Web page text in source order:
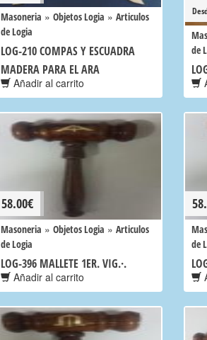
Masoneria » Objetos Logia » Articulos
de Logia
LOG-210 COMPAS Y ESCUADRA
MADERA PARA EL ARA
Añadir al carrito
de
58.00€
Masoneria » Objetos Logia » Articulos
de Logia
LOG-396 MALLETE 1ER. VIG.·.
Añadir al carrito
de